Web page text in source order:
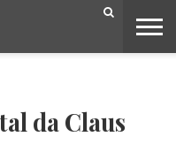
da Claus